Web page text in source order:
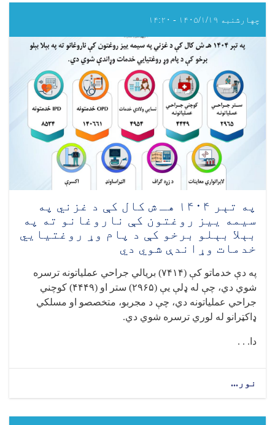
۱۴۰۴
هـ
کال
تخار
ولایتي
روغتون
کې
شاوخوا
(۳۰۷۰)
بریالي
جراحي
عملیاتونه
ترسره
دي
چهارشنبه ۱۴۰۵/۱/۱۹ - ۱۴:۲۰
په تېر ۱۴۰۴ هـ ش کال کې د غزني په
سيمه ييز روغتون کې ناروغانو ته په
بېلا بېلو برخو کې د پام وړ روغتیايي
خدمات وړاندې شوي دي
په دې خدماتو کې (۷۴۱۴) بریالي جراحي عملیاتونه ترسره
شوي دي، چې له ډلې يې (۲۹۶۵) ستر او (۴۴۴۹) کوچني
جراحي عملیاتونه دي، چې د مجربو، متخصصو او مسلکي
ډاکټرانو له لوري ترسره شوي دي.
دا. . .
نور...
۱۴۰۴